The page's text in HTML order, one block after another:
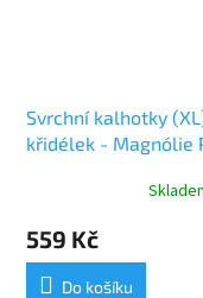
Svrchní kalhotky
křidélek - Magnólie
559 Kč
Do košíku